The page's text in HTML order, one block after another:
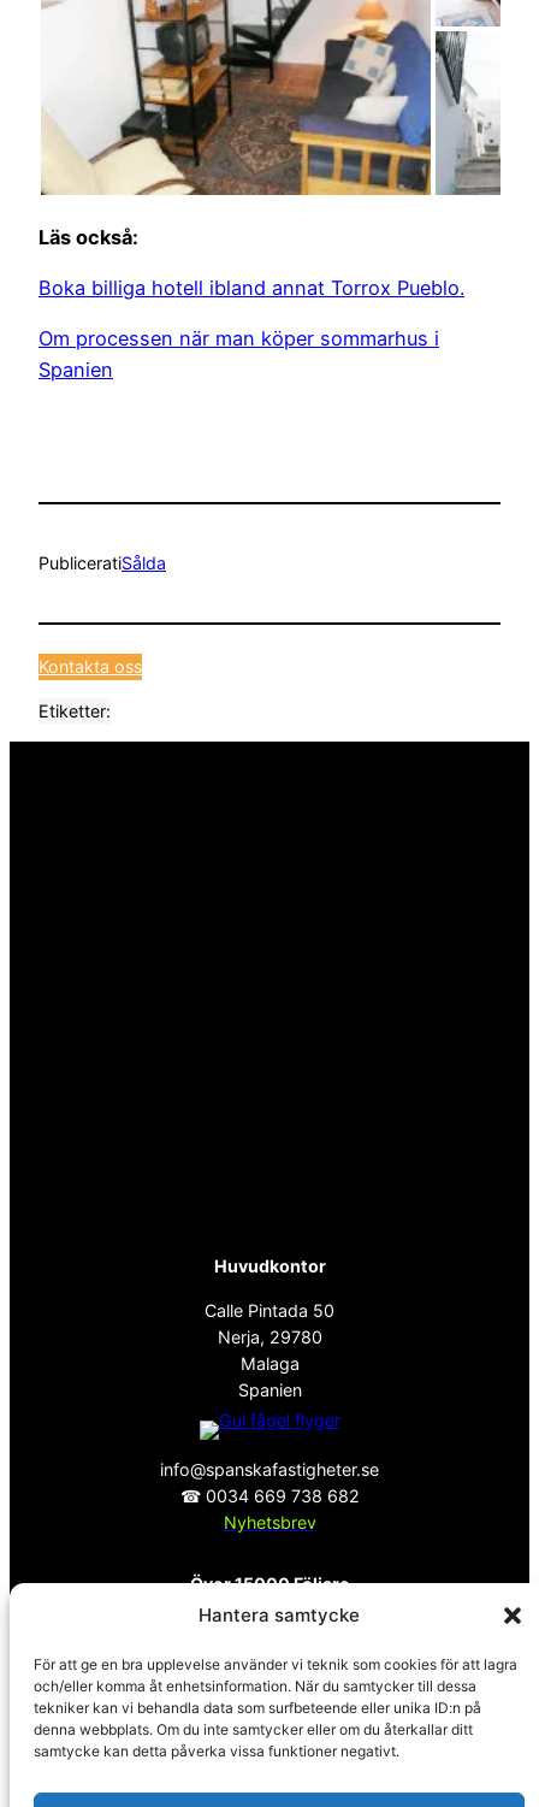
Hantera samtycke
För att ge en bra upplevelse använder vi teknik som cookies för att lagra
och/eller komma åt enhetsinformation. När du samtycker till dessa
tekniker kan vi behandla data som surfbeteende eller unika ID:n på
denna webbplats. Om du inte samtycker eller om du återkallar ditt
samtycke kan detta påverka vissa funktioner negativt.
Läs också:
Boka billiga hotell ibland annat Torrox Pueblo.
Om processen när man köper sommarhus i
Spanien
PubliceratiSålda
Kontakta oss
Etiketter:
Huvudkontor
Calle Pintada 50
Nerja, 29780
Malaga
Spanien
info@spanskafastigheter.se
☎ 0034 669 738 682
Nyhetsbrev
Över 15000 Följare
ⓧ Twitter